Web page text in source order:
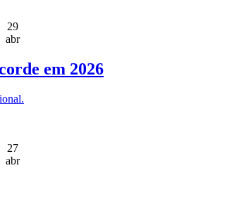
29
abr
em 2026
27
abr